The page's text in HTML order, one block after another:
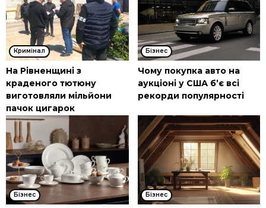
Кримінал
На Рівненщині з
краденого тютюну
виготовляли мільйони
пачок цигарок
Бізнес
Чому покупка авто на
аукціоні у США б’є всі
рекорди популярності
Бізнес Бізнес